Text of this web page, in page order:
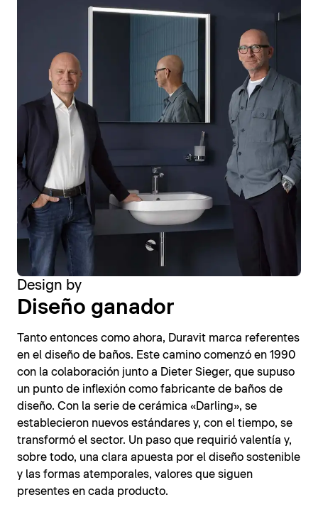
Design by
Diseño ganador
Tanto entonces como ahora, Duravit marca referentes
en el diseño de baños. Este camino comenzó en 1990
con la colaboración junto a Dieter Sieger, que supuso
un punto de inflexión como fabricante de baños de
diseño. Con la serie de cerámica «Darling», se
establecieron nuevos estándares y, con el tiempo, se
transformó el sector. Un paso que requirió valentía y,
sobre todo, una clara apuesta por el diseño sostenible
y las formas atemporales, valores que siguen
presentes en cada producto.